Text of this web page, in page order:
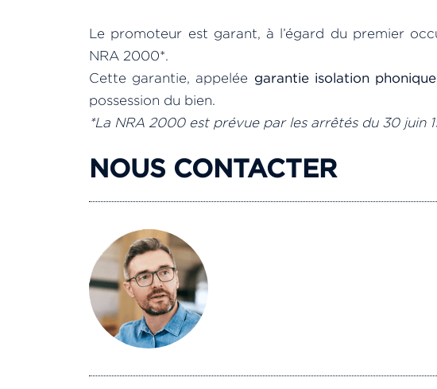
Le promoteur est garant, à l’égard du premier
NRA 2000*.
Cette garantie, appelée garantie isolation phonique
possession du bien.
*La NRA 2000 est prévue par les arrêtés du 30 juin
NOUS CONTACTER